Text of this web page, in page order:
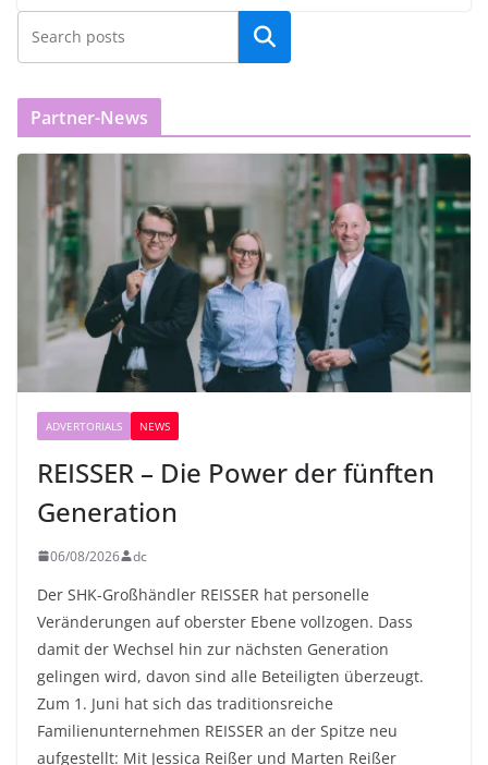
Partner-News
ADVERTORIALS NEWS
REISSER – Die Power der fünften
Generation
06/08/2026 dc
Der SHK-Großhändler REISSER hat personelle
Veränderungen auf oberster Ebene vollzogen. Dass
damit der Wechsel hin zur nächsten Generation
gelingen wird, davon sind alle Beteiligten überzeugt.
Zum 1. Juni hat sich das traditionsreiche
Familienunternehmen REISSER an der Spitze neu
aufgestellt: Mit Jessica Reißer und Marten Reißer